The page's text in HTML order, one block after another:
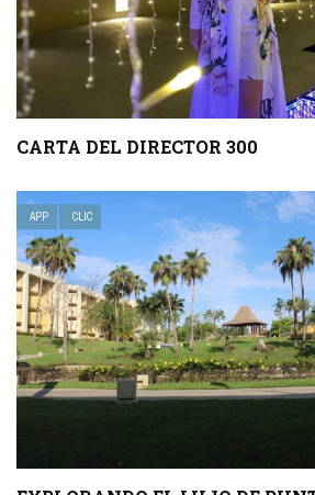
CARTA DEL DIRECTOR 300
APP CLIC